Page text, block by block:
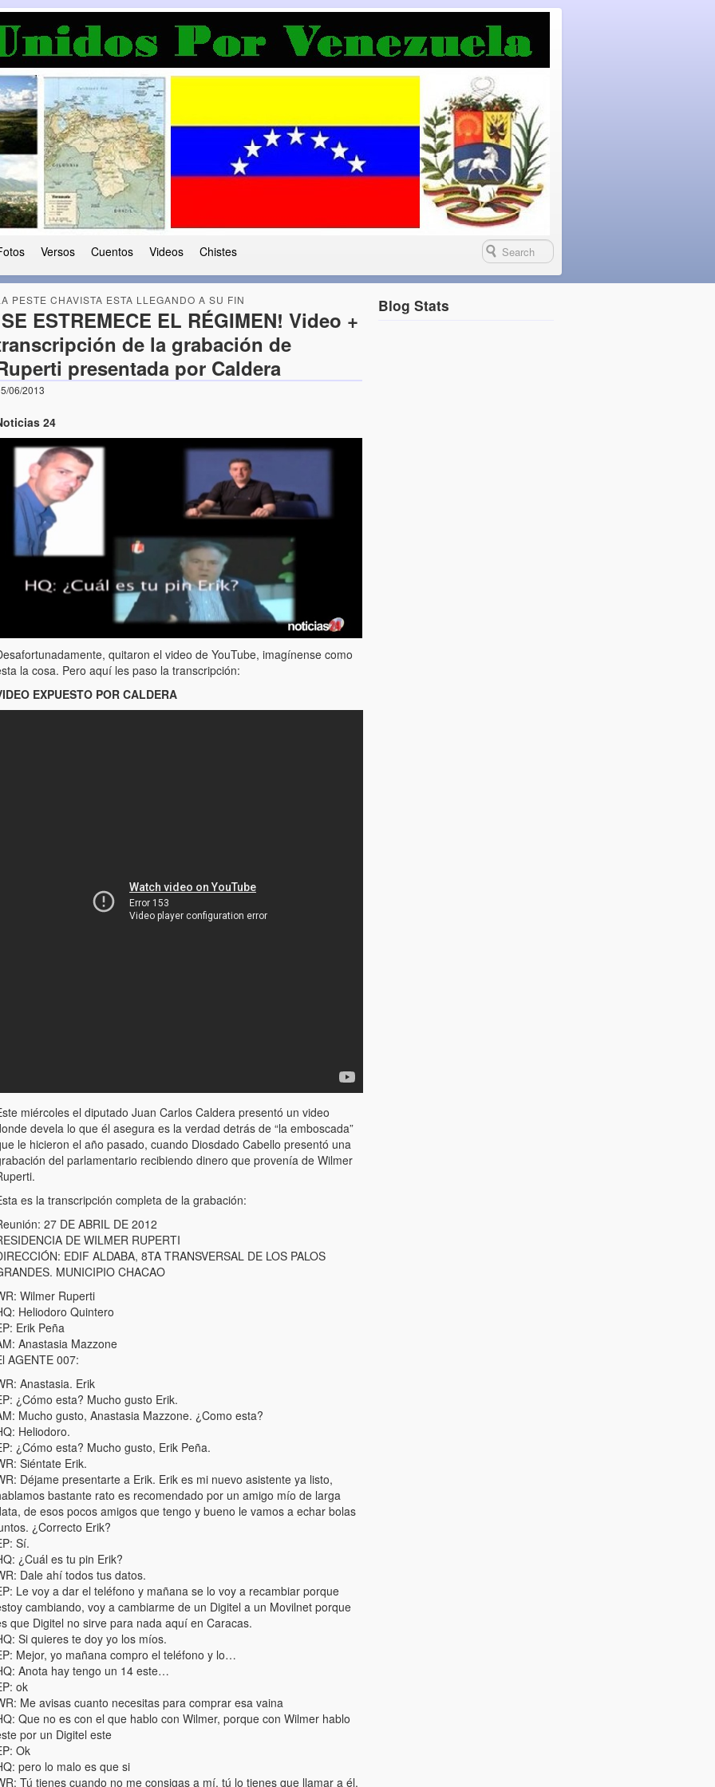
ha caido a esta tierra
Versos Cuentos Videos Chistes
PESTE CHAVISTA ESTA LLEGANDO A SU FIN
ESTREMECE EL RÉGIMEN! Video +
de la grabación de
presentada por Caldera
06/2013
24
quitaron el video de YouTube, imagínense como
la cosa. Pero aquí les paso la transcripción:
EXPUESTO POR CALDERA
miércoles el diputado Juan Carlos Caldera presentó un video
devela lo que él asegura es la verdad detrás de “la emboscada”
le hicieron el año pasado, cuando Diosdado Cabello presentó una
del parlamentario recibiendo dinero que provenía de Wilmer
es la transcripción completa de la grabación:
27 DE ABRIL DE 2012
DE WILMER RUPERTI
EDIF ALDABA, 8TA TRANSVERSAL DE LOS PALOS
MUNICIPIO CHACAO
Wilmer Ruperti
Heliodoro Quintero
Erik Peña
Anastasia Mazzone
AGENTE 007:
Anastasia. Erik
¿Cómo esta? Mucho gusto Erik.
Mucho gusto, Anastasia Mazzone. ¿Como esta?
Heliodoro.
¿Cómo esta? Mucho gusto, Erik Peña.
Siéntate Erik.
Déjame presentarte a Erik. Erik es mi nuevo asistente ya listo,
bastante rato es recomendado por un amigo mío de larga
de esos pocos amigos que tengo y bueno le vamos a echar bolas
¿Correcto Erik?
Sí.
¿Cuál es tu pin Erik?
Dale ahí todos tus datos.
Le voy a dar el teléfono y mañana se lo voy a recambiar porque
cambiando, voy a cambiarme de un Digitel a un Movilnet porque
que Digitel no sirve para nada aquí en Caracas.
Si quieres te doy yo los míos.
Mejor, yo mañana compro el teléfono y lo…
Anota hay tengo un 14 este…
ok
Me avisas cuanto necesitas para comprar esa vaina
Que no es con el que hablo con Wilmer, porque con Wilmer hablo
por un Digitel este
Ok
pero lo malo es que si
Tú tienes cuando no me consigas a mí, tú lo tienes que llamar a él,
Blog Stats